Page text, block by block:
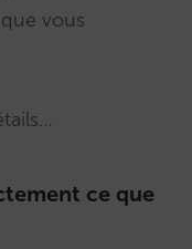
vous
ce que